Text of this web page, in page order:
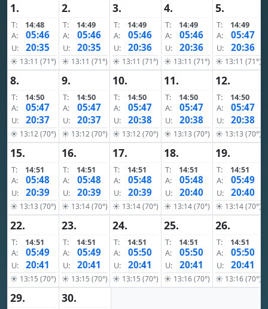
1.
T:
14:48
A:
05:46
U: 20:35
☀ 13:11 (71°)
2.
T:
14:49
A:
05:46
U: 20:35
☀ 13:11 (71°)
3.
T:
14:49
A:
05:46
U: 20:36
☀ 13:11 (71°)
4.
T:
14:49
A:
05:46
U: 20:36
☀ 13:11 (71°)
5.
T:
14:49
A:
05:47
U: 20:36
☀ 13:11 (71°)
8.
T:
14:50
A:
05:47
U: 20:37
☀ 13:12 (70°)
9.
T:
14:50
A:
05:47
U: 20:37
☀ 13:12 (70°)
10.
T:
14:50
A:
05:47
U: 20:38
☀ 13:12 (70°)
11.
T:
14:50
A:
05:47
U: 20:38
☀ 13:13 (70°)
12.
T:
14:50
A:
05:47
U: 20:38
☀ 13:13 (70°)
15.
T:
14:51
A:
05:48
U: 20:39
☀ 13:13 (70°)
16.
T:
14:51
A:
05:48
U: 20:39
☀ 13:14 (70°)
17.
T:
14:51
A:
05:48
U: 20:39
☀ 13:14 (70°)
18.
T:
14:51
A:
05:48
U: 20:40
☀ 13:14 (70°)
19.
T:
14:51
A:
05:49
U: 20:40
☀ 13:14 (70°)
22.
T:
14:51
A:
05:49
U: 20:41
☀ 13:15 (70°)
23.
T:
14:51
A:
05:49
U: 20:41
☀ 13:15 (70°)
24.
T:
14:51
A:
05:50
U: 20:41
☀ 13:15 (70°)
25.
T:
14:51
A:
05:50
U: 20:41
☀ 13:16 (70°)
26.
T:
14:51
A:
05:50
U: 20:41
☀ 13:16 (70°)
29. 30.